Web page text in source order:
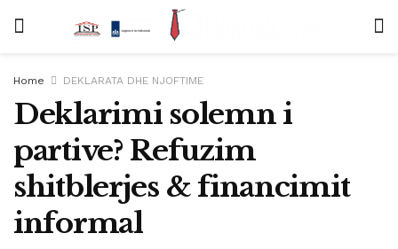
Home DEKLARATA DHE NJOFTIME
Deklarimi solemn i
partive? Refuzim
shitblerjes & financimit
informal